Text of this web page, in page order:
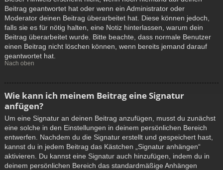
Beitrag geantwortet hat oder wenn ein Administrator oder
Moderator deinen Beitrag überarbeitet hat. Diese können jedoch,
falls sie es für nötig halten, eine Notiz hinterlassen, warum dein
Beitrag überarbeitet wurde. Bitte beachte, dass normale Benutzer
einen Beitrag nicht löschen können, wenn bereits jemand darauf
geantwortet hat.
Nach oben
Wie kann ich meinem Beitrag eine Signatur
anfügen?
Um eine Signatur an deinen Beitrag anzufügen, musst du zunächst
eine solche in den Einstellungen in deinem persönlichen Bereich
entwerfen. Nachdem du die Signatur erstellt und gespeichert hast,
kannst du in jedem Beitrag das Kästchen „Signatur anhängen“
aktivieren. Du kannst eine Signatur auch hinzufügen, indem du in
deinem persönlichen Bereich das standardmäßige Anhängen